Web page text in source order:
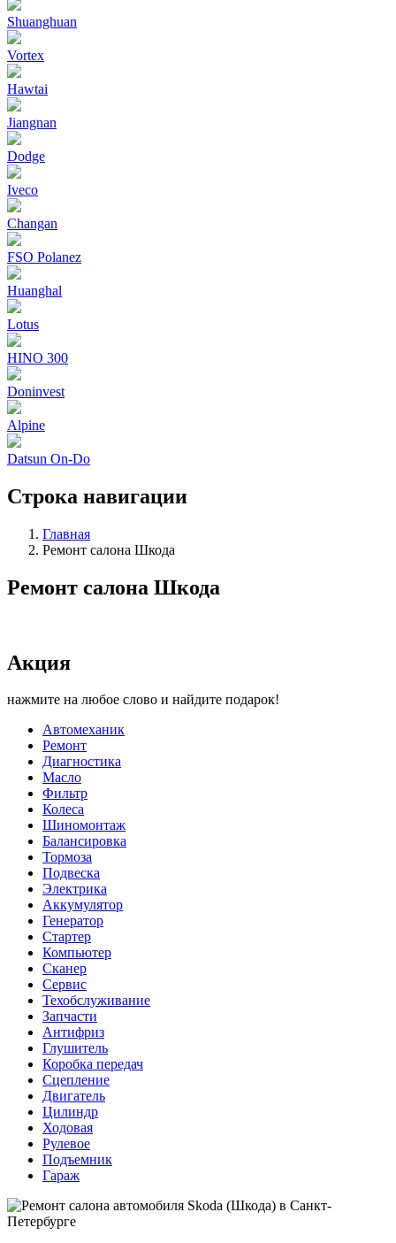
Shuanghuan
Vortex
Hawtai
Jiangnan
Dodge
Iveco
Changan
FSO Polanez
Huanghal
Lotus
HINO 300
Doninvest
Alpine
Datsun On-Do
Строка навигации
Главная
Ремонт салона Шкода
Ремонт салона Шкода
Акция
нажмите на любое слово и найдите подарок!
Автомеханик
Ремонт
Диагностика
Масло
Фильтр
Колеса
Шиномонтаж
Балансировка
Тормоза
Подвеска
Электрика
Аккумулятор
Генератор
Стартер
Компьютер
Сканер
Сервис
Техобслуживание
Запчасти
Антифриз
Глушитель
Коробка передач
Сцепление
Двигатель
Цилиндр
Ходовая
Рулевое
Подъемник
Гараж